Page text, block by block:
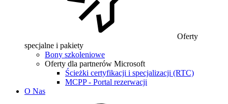
Oferty
specjalne i pakiety
Bony szkoleniowe
Oferty dla partnerów Microsoft
Ścieżki certyfikacji i specjalizacji (RTC)
MCPP - Portal rezerwacji
O Nas